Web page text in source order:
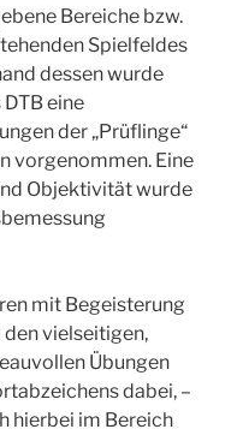
Bereiche bzw.
Spielfeldes
dessen wurde
eine
der „Prüflinge“
vorgenommen. Eine
Objektivität wurde
mit Begeisterung
vielseitigen,
Übungen
dabei, –
hierbei im Bereich